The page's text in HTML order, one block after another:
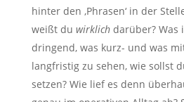
hinter den ‚Phrasen‘ in der
weißt du wirklich darüber? Was
dringend, was kurz- und was
langfristig zu sehen, wie sollst
setzen? Wie lief es denn